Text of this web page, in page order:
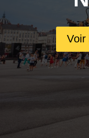
Voir